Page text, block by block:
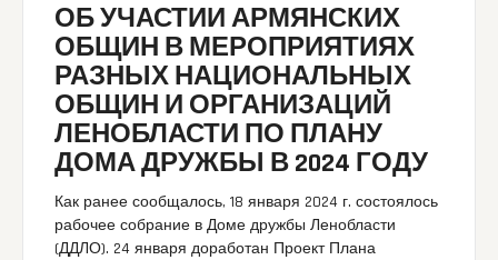
ОБ УЧАСТИИ АРМЯНСКИХ
ОБЩИН В МЕРОПРИЯТИЯХ
РАЗНЫХ НАЦИОНАЛЬНЫХ
ОБЩИН И ОРГАНИЗАЦИЙ
ЛЕНОБЛАСТИ ПО ПЛАНУ
ДОМА ДРУЖБЫ В 2024 ГОДУ
Как ранее сообщалось, 18 января 2024 г. состоялось
рабочее собрание в Доме дружбы Ленобласти
(ДДЛО). 24 января доработан Проект Плана